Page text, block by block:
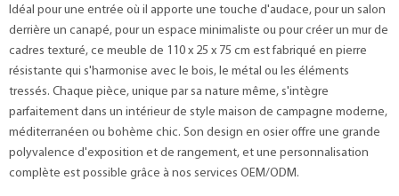
Idéal pour une entrée où il apporte une touche d'audace, pour un salon
derrière un canapé, pour un espace minimaliste ou pour créer un mur de
cadres texturé, ce meuble de 110 x 25 x 75 cm est fabriqué en pierre
résistante qui s'harmonise avec le bois, le métal ou les éléments
tressés. Chaque pièce, unique par sa nature même, s'intègre
parfaitement dans un intérieur de style maison de campagne moderne,
méditerranéen ou bohème chic. Son design en osier offre une grande
polyvalence d'exposition et de rangement, et une personnalisation
complète est possible grâce à nos services OEM/ODM.